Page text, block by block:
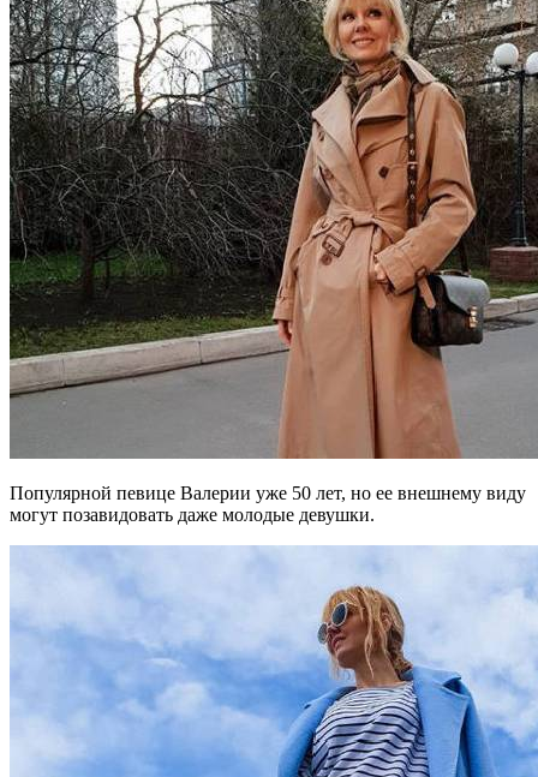
Популярной певице Валерии уже 50 лет, но ее внешнему виду
могут позавидовать даже молодые девушки.